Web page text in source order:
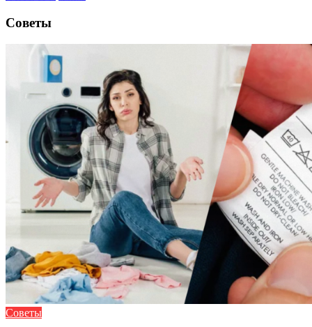
Советы
Советы